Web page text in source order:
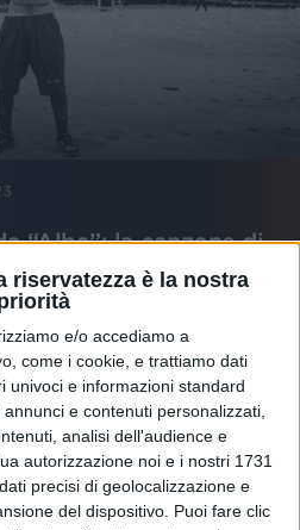
riservatezza è la nostra
e/o accediamo a
come i cookie, e trattiamo dati
univoci e informazioni standard
e contenuti personalizzati,
analisi dell'audience e
autorizzazione noi e i nostri 1731
precisi di geolocalizzazione e
del dispositivo. Puoi fare clic
“Alba”: la canzone di
al nuovo album
i fan stavano aspettando. Il